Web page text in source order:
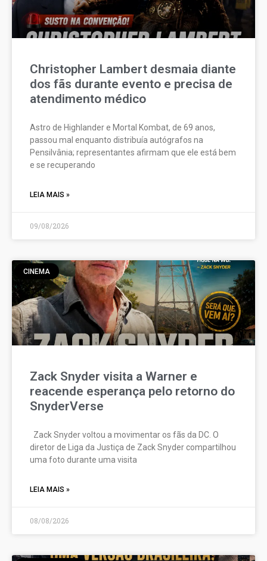
Christopher Lambert desmaia diante
dos fãs durante evento e precisa de
atendimento médico
Astro de Highlander e Mortal Kombat, de 69 anos,
passou mal enquanto distribuía autógrafos na
Pensilvânia; representantes afirmam que ele está bem
e se recuperando
LEIA MAIS »
09/08/2026
CINEMA
Zack Snyder visita a Warner e
reacende esperança pelo retorno do
SnyderVerse
Zack Snyder voltou a movimentar os fãs da DC. O
diretor de Liga da Justiça de Zack Snyder compartilhou
uma foto durante uma visita
LEIA MAIS »
08/08/2026